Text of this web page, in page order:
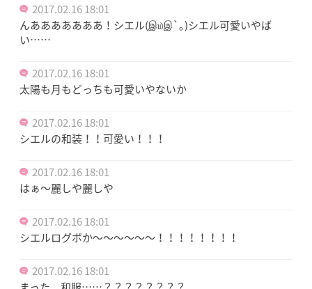
2017.02.16 18:01
んあああああああ！シエル(இ௰இ`｡)シエル可愛いやば
い……
2017.02.16 18:01
太陽も月もどっちも可愛いやないか
2017.02.16 18:01
シエルの和装！！可愛い！！！
2017.02.16 18:01
はぁ〜麗しや麗しや
2017.02.16 18:01
シエルログボか〜〜〜〜〜〜！！！！！！！！
2017.02.16 18:01